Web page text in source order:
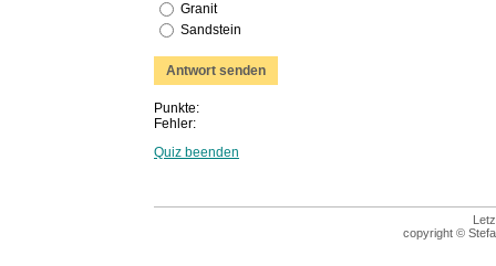
Granit
Sandstein
Punkte:
Fehler:
Quiz beenden
copyright ©